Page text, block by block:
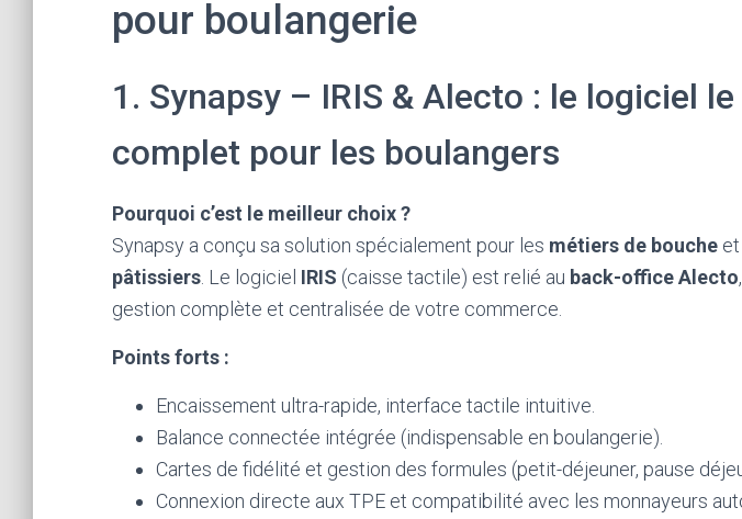
pour boulangerie
1. Synapsy – IRIS & Alecto : le logiciel
complet pour les boulangers
Pourquoi c’est le meilleur choix ?
Synapsy a conçu sa solution spécialement pour les métiers de bouche
pâtissiers . Le logiciel IRIS (caisse tactile) est relié au back-office Alecto
gestion complète et centralisée de votre commerce.
Points forts :
Encaissement ultra-rapide, interface tactile intuitive.
Balance connectée intégrée (indispensable en boulangerie).
Cartes de fidélité et gestion des formules (petit-déjeuner, pause
Connexion directe aux TPE et compatibilité avec les monnayeurs